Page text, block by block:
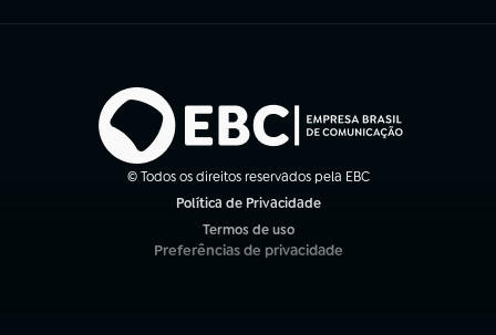
© Todos os direitos reservados pela EBC
Política de Privacidade
Termos de uso
(abre em nova aba)
Preferências de privacidade